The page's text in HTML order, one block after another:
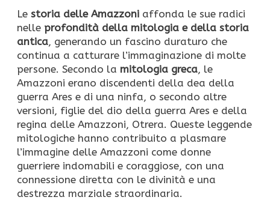
Le storia delle Amazzoni affonda le sue radici
nelle profondità della mitologia e della storia
antica, generando un fascino duraturo che
continua a catturare l’immaginazione di molte
persone. Secondo la mitologia greca, le
Amazzoni erano discendenti della dea della
guerra Ares e di una ninfa, o secondo altre
versioni, figlie del dio della guerra Ares e della
regina delle Amazzoni, Otrera. Queste leggende
mitologiche hanno contribuito a plasmare
l’immagine delle Amazzoni come donne
guerriere indomabili e coraggiose, con una
connessione diretta con le divinità e una
destrezza marziale straordinaria.